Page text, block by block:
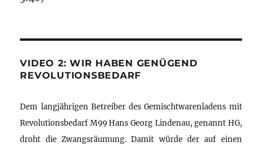
VIDEO 2: WIR HABEN GENÜGEND
REVOLUTIONSBEDARF
Dem langjährigen Betreiber des Gemischtwarenladens mit
Revolutionsbedarf M99 Hans Georg Lindenau, genannt HG,
droht die Zwangsräumung. Damit würde der auf einen